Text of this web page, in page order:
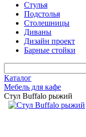
Стулья
Подстолья
Столешницы
Диваны
Дизайн проект
Барные стойки
Каталог
Мебель для кафе
Стул Buffalo рыжий